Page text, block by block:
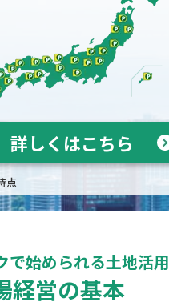
詳しくはこちら
点
で始められる土地活用
経営の基本